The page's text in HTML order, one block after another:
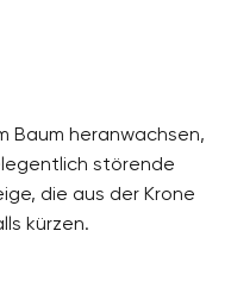
Baum heranwachsen,
störende
die aus der Krone
kürzen.